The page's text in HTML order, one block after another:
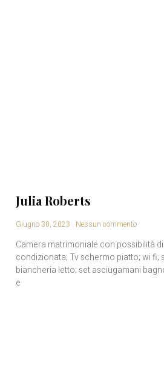
Julia Roberts
Giugno 30, 2023 Nessun commento
Camera matrimoniale con possibilità
condizionata; Tv schermo piatto; wi fi;
biancheria letto; set asciugamani
e